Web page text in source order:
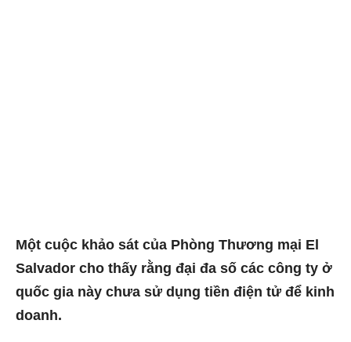
Một cuộc khảo sát của Phòng Thương mại El
Salvador cho thấy rằng đại đa số các công ty ở
quốc gia này chưa sử dụng tiền điện tử để kinh
doanh.